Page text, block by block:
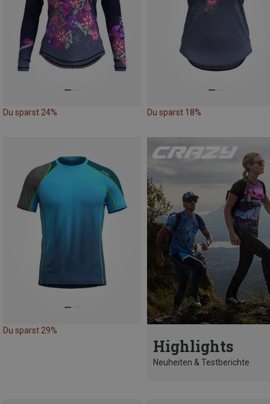
Du sparst 24% Du sparst 18%
Du sparst 29%
Highlights
Neuheiten & Testberichte